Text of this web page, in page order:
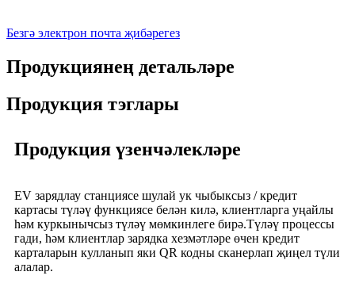
Безгә электрон почта җибәрегез
Продукциянең детальләре
Продукция тэглары
Продукция үзенчәлекләре
EV зарядлау станциясе шулай ук ​​чыбыксыз / кредит
картасы түләү функциясе белән килә, клиентларга уңайлы
һәм куркынычсыз түләү мөмкинлеге бирә.Түләү процессы
гади, һәм клиентлар зарядка хезмәтләре өчен кредит
карталарын кулланып яки QR кодны сканерлап җиңел түли
алалар.